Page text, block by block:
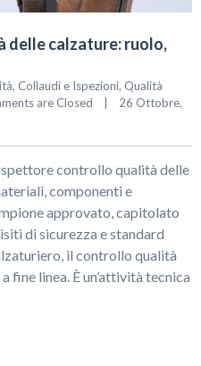
calzature: ruolo,
Collaudi e Ispezioni, Qualità
are Closed
26 Ottobre,
controllo qualità delle
componenti e
approvato, capitolato
di sicurezza e standard
il controllo qualità
fine linea. È un’attività tecnica